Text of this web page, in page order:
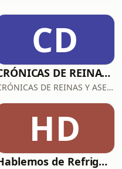
fuerza
les
4
CD
CRÓNICAS DE REINAS Y ASESINAS
CRÓNICAS DE REINAS Y ASESINAS
HD
Hablemos de Refrigeración con Quimobásicos